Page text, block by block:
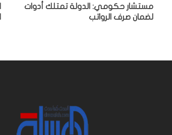
مستشار حكومي: الدولة تمتلك أدوات
لضمان صرف الرواتب